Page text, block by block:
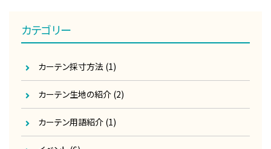
カテゴリー
カーテン採寸方法 (1)
カーテン生地の紹介 (2)
カーテン用語紹介 (1)